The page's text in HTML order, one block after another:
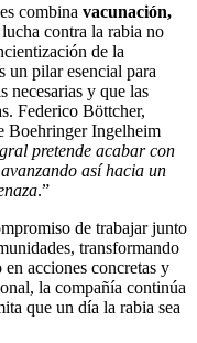
combina vacunación,
contra la rabia no
de la
un pilar esencial para
necesarias y que las
Federico Böttcher,
Boehringer Ingelheim
pretende acabar con
así hacia un
.”
de trabajar junto
transformando
acciones concretas y
la compañía continúa
que un día la rabia sea